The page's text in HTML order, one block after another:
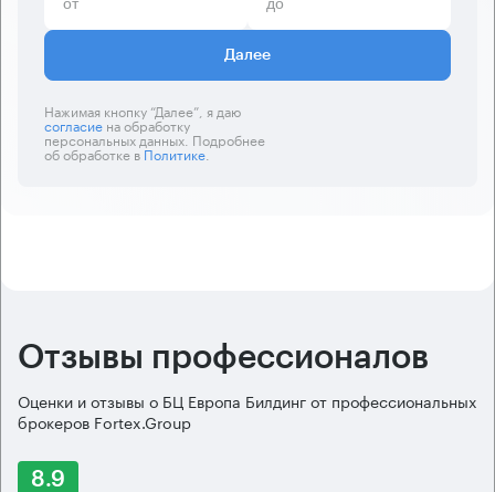
Далее
Нажимая кнопку “Далее”, я даю
согласиена обработку
персональных данных. Подробнее
об обработке вПолитике.
Отзывы профессионалов
Оценки и отзывы о БЦ Европа Билдинг от профессиональных
брокеров Fortex.Group
8.9